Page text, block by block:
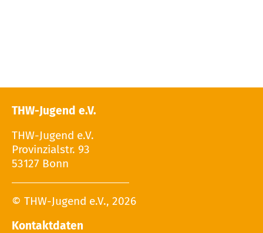
THW-Jugend e.V.
THW-Jugend e.V.
Provinzialstr. 93
53127 Bonn
© THW-Jugend e.V., 2026
Kontaktdaten